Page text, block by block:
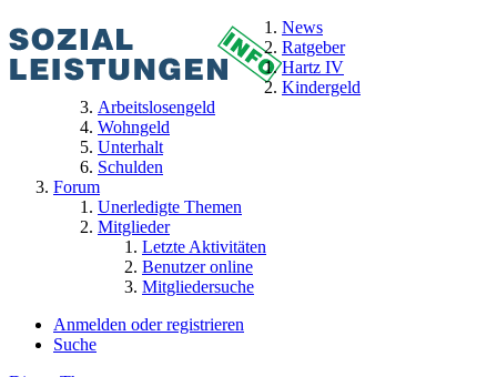
News
Ratgeber
Hartz IV
Kindergeld
Arbeitslosengeld
Wohngeld
Unterhalt
Schulden
Forum
Unerledigte Themen
Mitglieder
Letzte Aktivitäten
Benutzer online
Mitgliedersuche
Anmelden oder registrieren
Suche